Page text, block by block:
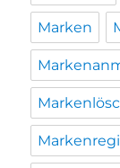
Marken